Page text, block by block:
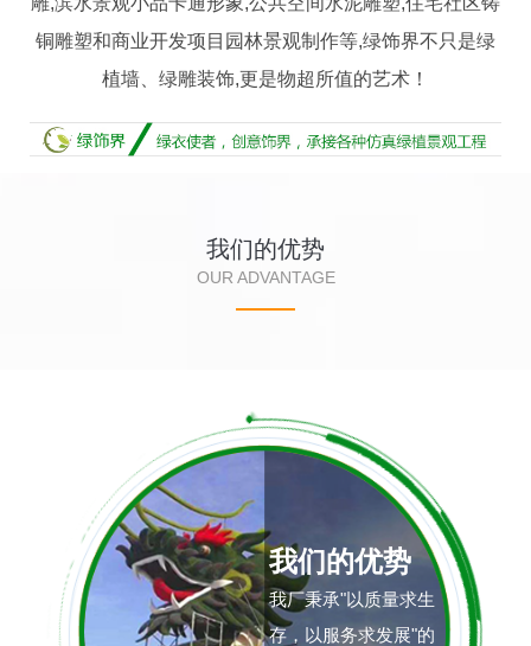
铜雕塑和商业开发项目园林景观制作等,绿饰界不只是绿
植墙、绿雕装饰,更是物超所值的艺术！
我们的优势
OUR ADVANTAGE
我们的优势
我厂秉承"以质量求生
存，以服务求发展"的